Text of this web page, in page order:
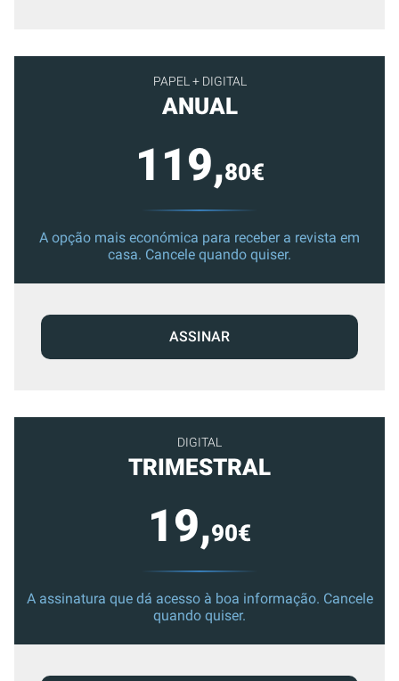
PAPEL + DIGITAL
ANUAL
119,80€
A opção mais económica para receber a revista em
casa. Cancele quando quiser.
ASSINAR
DIGITAL
TRIMESTRAL
19,90€
A assinatura que dá acesso à boa informação. Cancele
quando quiser.